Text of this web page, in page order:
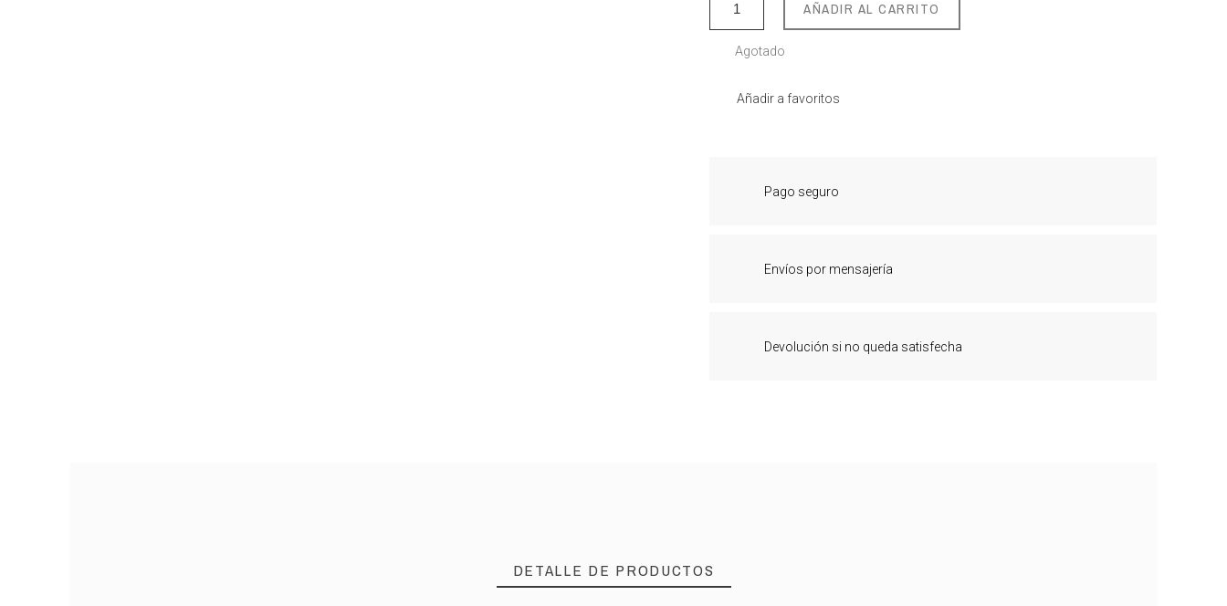
AÑADIR AL CARRITO
Agotado
Añadir a favoritos
Pago seguro
Envíos por mensajería
Devolución si no queda satisfecha
DETALLE DE PRODUCTOS